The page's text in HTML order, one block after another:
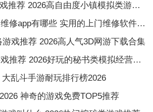
托卡米加自由游戏推荐 2026高自由度小镇模拟类游戏合集
2026最热门上门维修app有哪些 实用的上门维修软件排行榜
游戏推荐 2026高人气3D网游下载合集
2026热门秘书游戏推荐 2026好玩的秘书类模拟经营与恋爱养成游戏盘点
乱斗手游耐玩排行榜2026
神奇的游戏免费TOP5推荐